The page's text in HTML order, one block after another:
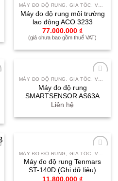
thích
Máy đo độ rung môi trường
lao động ACO 3233
77.000.000 ₫
(giá chưa bao gồm thuế VAT)
MÁY ĐO ĐỘ RUNG, GIA TỐC, VẬN TỐC, CÂN BẰNG ĐỘNG
Máy đo độ rung
SMARTSENSOR AS63A
Liên hệ
thích
Máy đo độ rung Tenmars
ST-140D (Ghi dữ liệu)
11.800.000 ₫